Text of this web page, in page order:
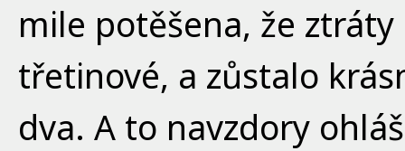
mile potěšena, že
třetinové, a zůstalo
dva. A to navzdory